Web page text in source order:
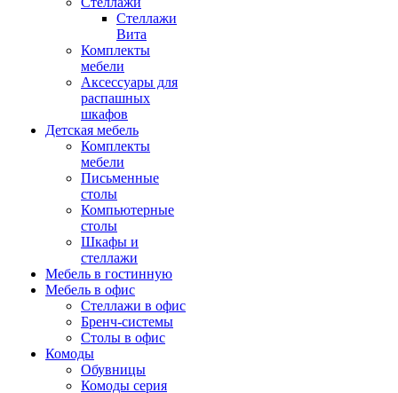
Стеллажи
Вита
Комплекты
мебели
Аксессуары для
распашных
шкафов
Детская мебель
Комплекты
мебели
Письменные
столы
Компьютерные
столы
Шкафы и
стеллажи
Мебель в гостинную
Мебель в офис
Стеллажи в офис
Бренч-системы
Столы в офис
Комоды
Обувницы
Комоды серия